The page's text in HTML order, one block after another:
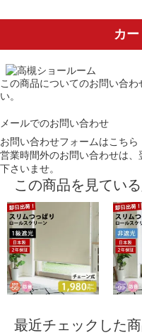
カ
この商品についてのお問い合わ
い。
メールでのお問い合わせ
お問い合わせフォームはこちら
営業時間外のお問い合わせは
下さいませ。
この商品を見てい
最近チェックした